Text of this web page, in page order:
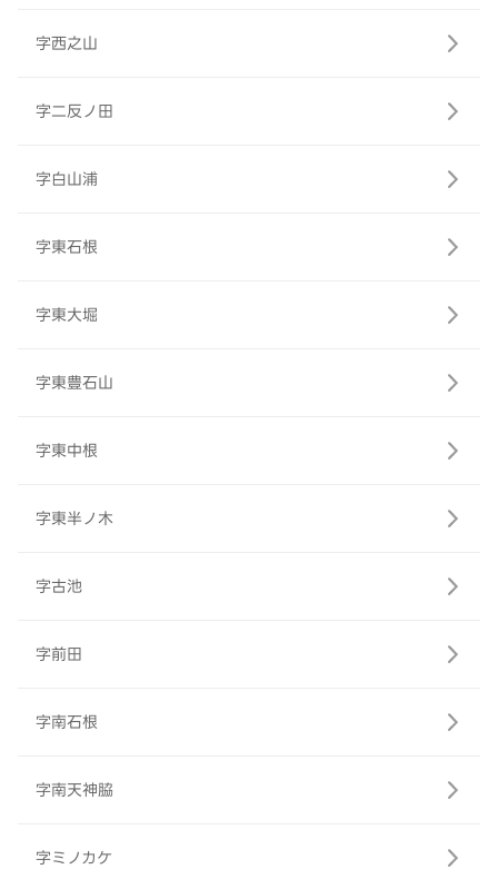
字西之山
字二反ノ田
字白山浦
字東石根
字東大堀
字東豊石山
字東中根
字東半ノ木
字古池
字前田
字南石根
字南天神脇
字ミノカケ